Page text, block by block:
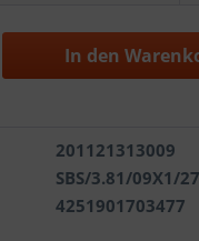
In den
201121313009
SBS/3.81/09X1/
4251901703477